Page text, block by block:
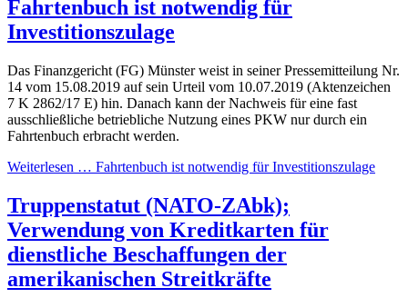
Fahrtenbuch ist notwendig für
Investitionszulage
Das Finanzgericht (FG) Münster weist in seiner Pressemitteilung Nr.
14 vom 15.08.2019 auf sein Urteil vom 10.07.2019 (Aktenzeichen
7 K 2862/17 E) hin. Danach kann der Nachweis für eine fast
ausschließliche betriebliche Nutzung eines PKW nur durch ein
Fahrtenbuch erbracht werden.
Weiterlesen … Fahrtenbuch ist notwendig für Investitionszulage
Truppenstatut (NATO-ZAbk);
Verwendung von Kreditkarten für
dienstliche Beschaffungen der
amerikanischen Streitkräfte